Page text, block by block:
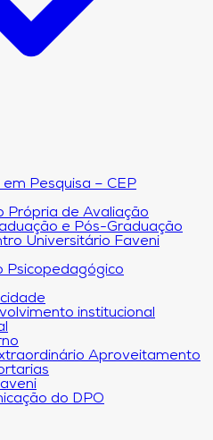
Pesquisa – CEP
Própria de Avaliação
e Pós-Graduação
Universitário Faveni
Psicopedagógico
institucional
Aproveitamento
do DPO